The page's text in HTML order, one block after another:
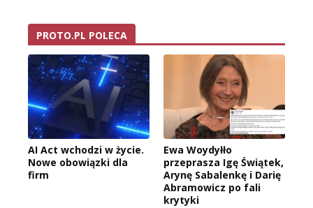
PROTO.PL POLECA
AI Act wchodzi w życie.
Nowe obowiązki dla
firm
Ewa Woydyłło
przeprasza Igę Świątek,
Arynę Sabalenkę i Darię
Abramowicz po fali
krytyki